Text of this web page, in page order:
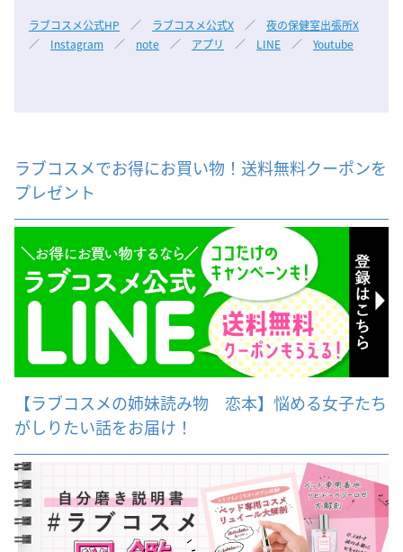
ラブコスメ公式HP ／ ラブコスメ公式X ／ 夜の保健室出張所X
／ Instagram ／ note ／ アプリ ／ LINE ／ Youtube
ラブコスメでお得にお買い物！送料無料クーポンを
プレゼント
【ラブコスメの姉妹読み物 恋本】悩める女子たち
がしりたい話をお届け！